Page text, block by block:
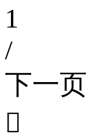
1
/
下一页
